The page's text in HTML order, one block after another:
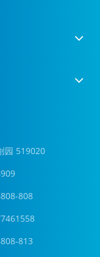
园 519020
808
813